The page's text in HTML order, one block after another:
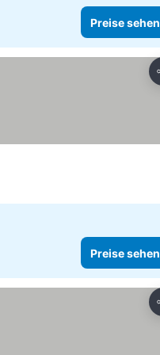
Preise sehen
Preise sehen